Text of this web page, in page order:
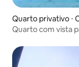
Quarto privativo ⋅
Quarto com vista